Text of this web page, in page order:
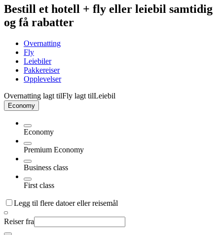
Bestill et hotell + fly eller leiebil samtidig
og få rabatter
Overnatting
Fly
Leiebiler
Pakkereiser
Opplevelser
Overnatting lagt tilFly lagt tilLeiebil
Economy
Economy
Premium Economy
Business class
First class
Legg til flere datoer eller reisemål
Reiser fra